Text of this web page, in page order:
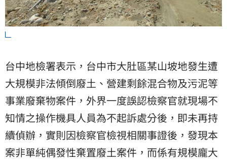
台中地檢署表示，台中市大肚區某山坡地發生遭
大規模非法傾倒廢土、營建剩餘混合物及污泥等
事業廢棄物案件，外界一度誤認檢察官就現場不
知情之操作機具人員為不起訴處分後，即未再持
續偵辦，實則因檢察官檢視相關事證後，發現本
案非單純偶發性棄置廢土案件，而係有規模龐大